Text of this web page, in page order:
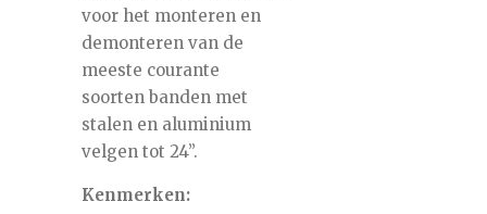
voor het monteren en
demonteren van de
meeste courante
soorten banden met
stalen en aluminium
velgen tot 24”.
Kenmerken: